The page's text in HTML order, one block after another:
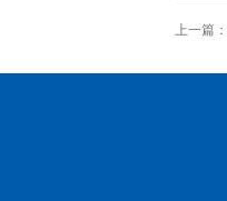
上一篇：